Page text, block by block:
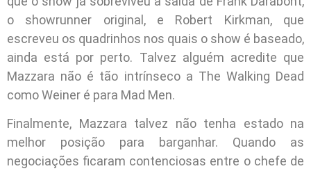
o showrunner original, e Robert Kirkman, que
escreveu os quadrinhos nos quais o show é baseado,
ainda está por perto. Talvez alguém acredite que
Mazzara não é tão intrínseco a The Walking Dead
como Weiner é para Mad Men.
Finalmente, Mazzara talvez não tenha estado na
melhor posição para barganhar. Quando as
negociações ficaram contenciosas entre o chefe de